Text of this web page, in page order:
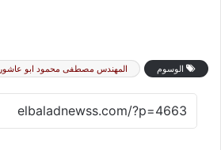
الوسوم المهندس مصطفى محمود ابو عاشور